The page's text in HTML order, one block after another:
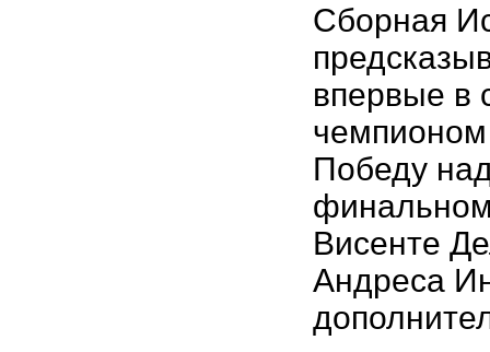
Сборная
впервые в
Победу
Висенте
Андреса